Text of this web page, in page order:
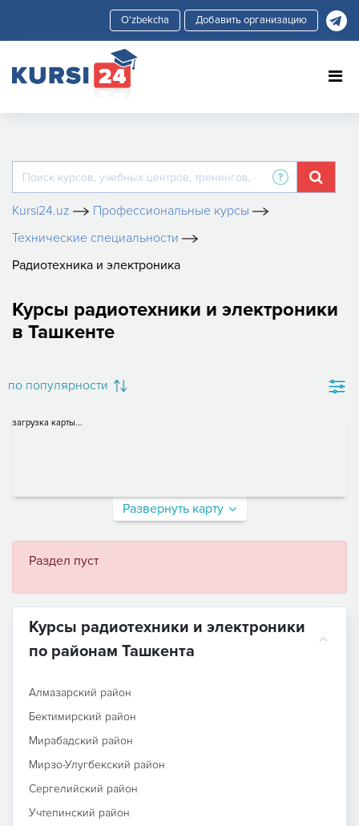
Добавить организацию
Kursi24.uz
Профессиональные курсы
Технические специальности
Радиотехника и электроника
Курсы радиотехники и электроники
в Ташкенте
по популярности
загрузка карты...
Развернуть карту
Раздел пуст
Курсы радиотехники и электроники
по районам Ташкента
Алмазарский район
Бектимирский район
Мирабадский район
Мирзо-Улугбекский район
Сергелийский район
Учтепинский район